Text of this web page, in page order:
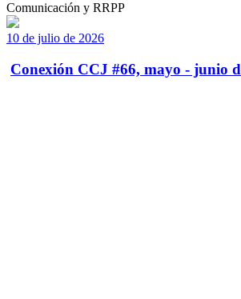
Comunicación y RRPP
10 de julio de 2026
Conexión CCJ #66, mayo - junio